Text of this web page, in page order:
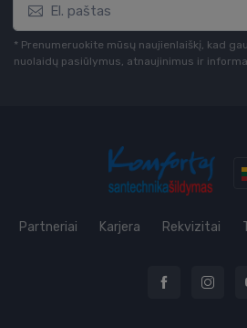
* Prenumeruokite mūsų naujienlaiškį, kad
nuolaidų pasiūlymus, atnaujinimus ir
Partneriai Karjera Rekvizitai